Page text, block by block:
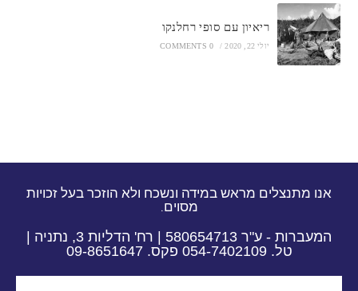
ריאיון עם סופי רחלנקו
יולי 22, 2020 /
0 COMMENTS
אנו מתנצלים מראש במידה ונשכח ולא הוזכר בעל זכויות
מסוים.
המעברות - ע"ר 580654713 | רח' הדליות 3, נתניה |
טל. 054-7402109 פקס. 09-8651647​